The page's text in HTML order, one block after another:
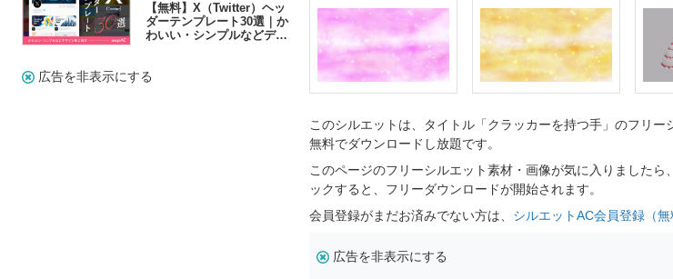
【無料】X（Twitter）ヘッ
ダーテンプレート30選｜か
わいい・シンプルなどデザ
広告を非表示にする
このシルエットは、タイトル「クラッカーを持つ手」のフリ
無料でダウンロードし放題です。
このページのフリーシルエット素材・画像が気に入りましたら
ックすると、フリーダウンロードが開始されます。
会員登録がまだお済みでない方は、 シルエットAC会員登録（無
広告を非表示にする